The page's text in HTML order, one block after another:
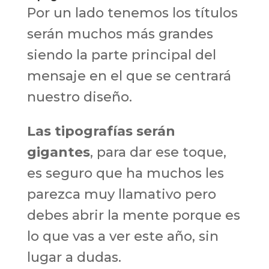
Por un lado tenemos los títulos
serán muchos más grandes
siendo la parte principal del
mensaje en el que se centrará
nuestro diseño.
Las tipografías serán
gigantes, para dar ese toque,
es seguro que ha muchos les
parezca muy llamativo pero
debes abrir la mente porque es
lo que vas a ver este año, sin
lugar a dudas.